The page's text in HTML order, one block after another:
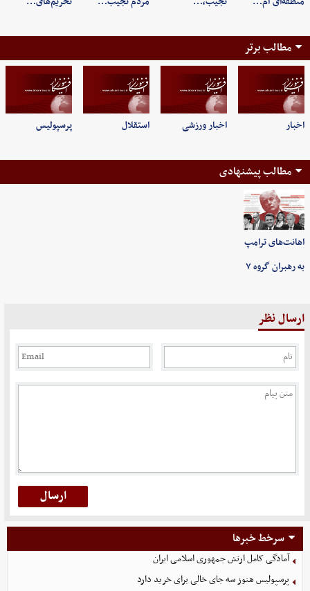
مطالب برتر
اخبار اخبار ورزشی استقلال پرسپولیس
مطالب پیشنهادی
اهانت‌های ترامپ
به رهبران گروه ۷
ارسال نظر
سرخط خبرها
آمادگی کامل ارتش جمهوری اسلامی ایران
پرسپولیس هنوز سه جای خالی برای خرید دارد